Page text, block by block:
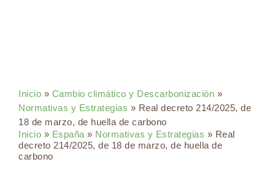
Inicio » Cambio climático y Descarbonización »
Normativas y Estrategias » Real decreto 214/2025, de
18 de marzo, de huella de carbono
Inicio » España» Normativas y Estrategias » Real
decreto 214/2025, de 18 de marzo, de huella de
carbono